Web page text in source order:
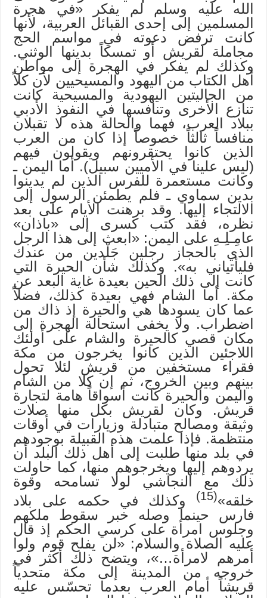
الله عليه وسلم لم يفكر «في هجرة
المسلمين إلى إحدى القبائل العربية، لأنها
كانت ترفض دعوته في مواسم الحج
مجاملة لقريش أو تمسكاً بدينها الوثني.
وكذلك لم يفكر في الهجرة إلى مواطن
أهل الكتاب من اليهود والمسيحيين لأن كلاً
من الجاليتين اليهودية والمسيحية كانت
تنازع الأخرى وتنافسها في النفوذ الأدبي
ببلاد العرب، فهما والحالة هذه لا تقبلان
منافساً ثالثاً خصوصاً إذا كان من العرب
الذين كانوا يحتقرونهم ويقولون فيهم
(ليس علينا في الأميين سبيل). أما اليمن ـ
وكانت مستعمرة للفرس الذين لم يدينوا
بدين سماوي ـ فلم يطمئن الرسول إلى
الالتجاء إليها. وقد برهنت الأيام على بعد
نظره، فقد كتب كسرى إلى «باذان»
عامِـلِـهِ على اليمن: «ابعث إلى هذا الرجل
الذي بالحجاز رجلين جَلْدين من عندك
فليأتياني به». وكذلك شأن الحيرة التي
كانت إلى ذلك الحين بعيدة غاية البعد عن
مكة. أما الشام فهي بعيدة كذلك، فضلاً
عما كان يسودها هي والحيرة إذ ذاك من
اضطراب. ولا يخفى استحالة الهجرة إلى
مكان قصي كالحيرة والشام على أولئك
اللاجئين الذين كانوا يخرجون من مكة
فقراء مستخفين من قريش لئلا تحول
بينهم وبين الخروج، ثم إن كلا من الشام
واليمن والحيرة كانت أسواقاً هامة لتجارة
قريش. وكان لقريش بكل منها صلات
وثيقة ومصالح متبادلة وزيارات في أوقات
منتظمة. فإذا علمت هذه القبيلة بوجودهم
في بلد منها طلبت إلى أهل ذلك البلد أن
يردوهم إليها ويخرجوهم منها، كما حاولت
ذلك مع النجاشي لولا تسامحه وقوة
خلقه»(15)
وكذلك في حكمه على بلاد
فارس حينما وصله خبر سقوط ملكهم
وجلوس امرأة على كرسي الحكم إذ قال
عليه الصلاة والسلام: «لن يفلح قوم ولوا
أمرهم لامرأة…»، ويتضح ذلك أكثر في
خروجه من المدينة إلى مكة متحدياً
قريشاً أمام العرب بعدما تحسّس عليه